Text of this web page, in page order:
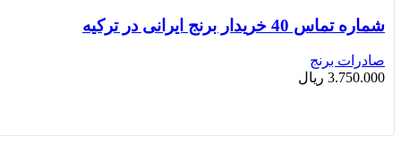
شماره تماس 40 خریدار برنج ایرانی در ترکیه
صادرات برنج
3.750.000 ریال